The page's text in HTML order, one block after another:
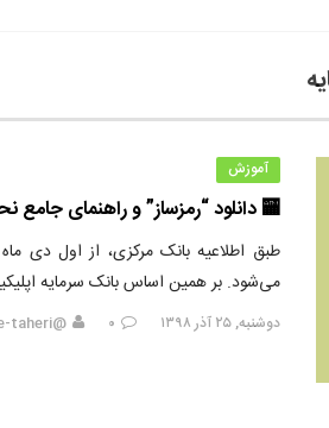
آموزش
🏧 دانلود “رمزساز” و راهنمای جامع
طبق اطلاعیه بانک مرکزی، از اول دی
می‌شود. بر همین اساس بانک سرمایه
دوشنبه, ۲۵ آذر ۱۳۹۸ ۰ @e-taheri